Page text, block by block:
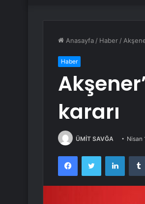
Anasayfa / Haber /
Haber
kararı
ÜMİT SAVĞA Nisan
FacebookTwitter